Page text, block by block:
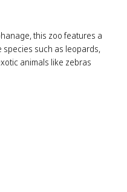
this zoo features a
species such as leopards,
animals like zebras